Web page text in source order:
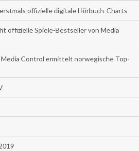
offizielle digitale Hörbuch-Charts
offizielle Spiele-Bestseller von Media
Control ermittelt norwegische Top-